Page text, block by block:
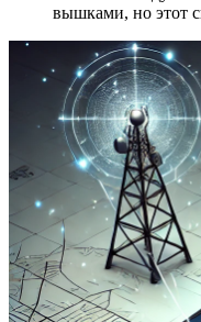
вышками, но этот